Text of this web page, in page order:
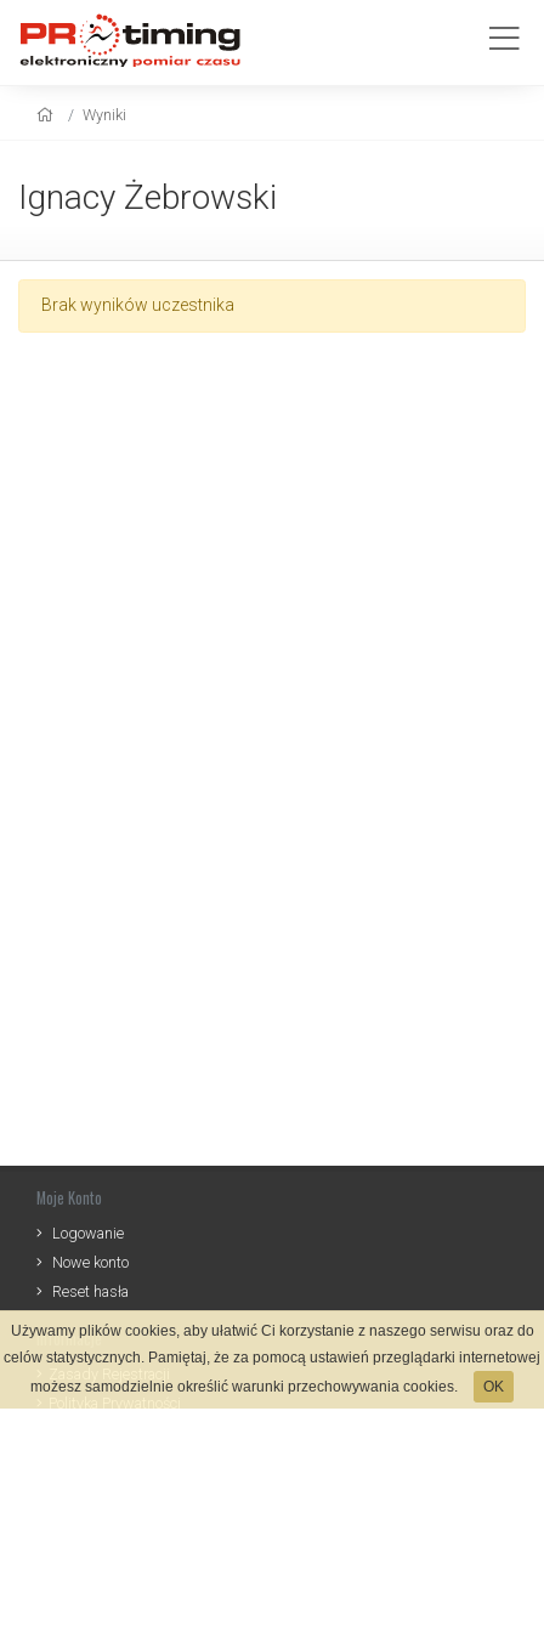
Wyniki
Ignacy Żebrowski
Brak wyników uczestnika
Moje Konto
Logowanie
Nowe konto
Reset hasła
Informacje
Używamy plików cookies, aby ułatwić Ci korzystanie z naszego serwisu oraz do
celów statystycznych. Pamiętaj, że za pomocą ustawień przeglądarki internetowej
możesz samodzielnie określić warunki przechowywania cookies.
OK